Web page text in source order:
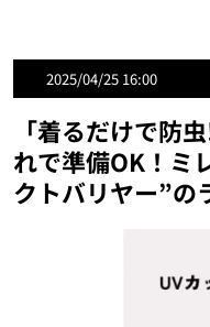
2025/04/25 16:00
「着るだけで防
れで準備OK！ミ
クトバリヤー”の